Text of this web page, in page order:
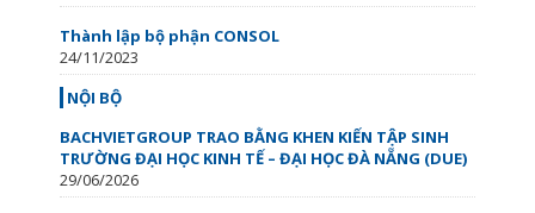
Thành lập bộ phận CONSOL
24/11/2023
NỘI BỘ
BACHVIETGROUP TRAO BẰNG KHEN KIẾN TẬP SINH
TRƯỜNG ĐẠI HỌC KINH TẾ – ĐẠI HỌC ĐÀ NẴNG (DUE)
29/06/2026